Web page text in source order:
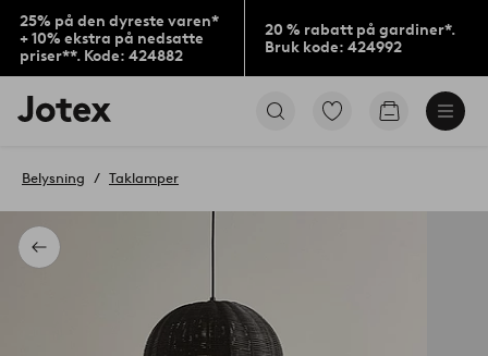
25% på den dyreste varen*
+ 10% ekstra på nedsatte
priser**. Kode: 424882
20 % rabatt på gardiner*.
Bruk kode: 424992
Jotex’
logo
til
Gå
Gå
Tilbake
Belysning Taklamper